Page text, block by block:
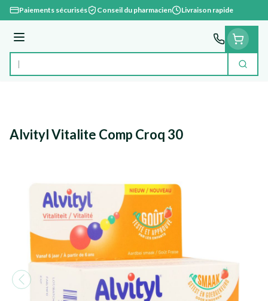
Aller au contenu
Paiements sécurisés Conseil du pharmacien Livraison rapide
Menu
Rechercher
Alvityl Vitalite Comp Croq 30